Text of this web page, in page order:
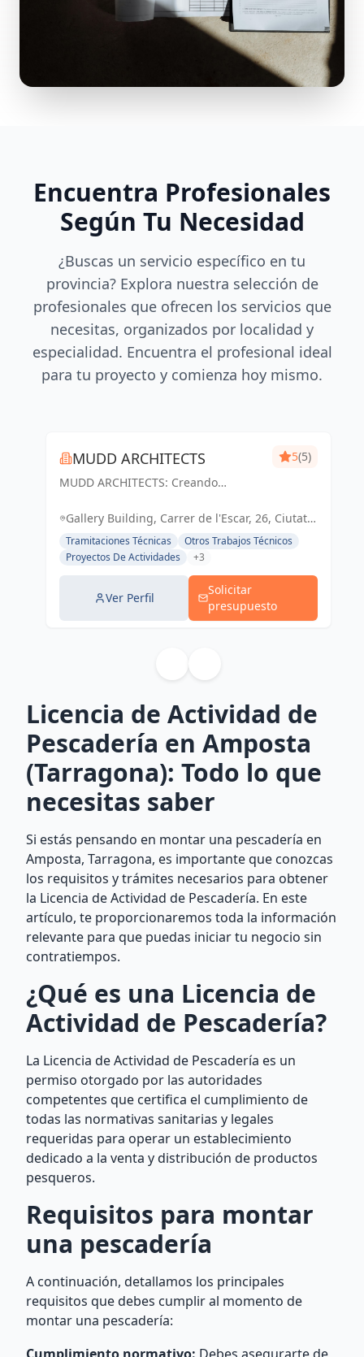
Encuentra Profesionales
Según Tu Necesidad
¿Buscas un servicio específico en tu
provincia? Explora nuestra selección de
profesionales que ofrecen los servicios que
necesitas, organizados por localidad y
especialidad. Encuentra el profesional ideal
para tu proyecto y comienza hoy mismo.
MUDD ARCHITECTS
MUDD ARCHITECTS: Creando
innovador y pasión. Tu visión,
nuestra realidad.
5(5)
Gallery Building, Carrer de l'Escar, 26, Ciutat
Vella, 08039 Barcelona, España, España
Tramitaciones Técnicas
Otros Trabajos Técnicos
Proyectos De Actividades
+3
Ver Perfil
Solicitar
presupuesto
Licencia de Actividad de
Pescadería en Amposta
(Tarragona): Todo lo que
necesitas saber
Si estás pensando en montar una pescadería en
Amposta, Tarragona, es importante que conozcas
los requisitos y trámites necesarios para obtener
la Licencia de Actividad de Pescadería. En este
artículo, te proporcionaremos toda la información
relevante para que puedas iniciar tu negocio sin
contratiempos.
¿Qué es una Licencia de
Actividad de Pescadería?
La Licencia de Actividad de Pescadería es un
permiso otorgado por las autoridades
competentes que certifica el cumplimiento de
todas las normativas sanitarias y legales
requeridas para operar un establecimiento
dedicado a la venta y distribución de productos
pesqueros.
Requisitos para montar
una pescadería
A continuación, detallamos los principales
requisitos que debes cumplir al momento de
montar una pescadería: